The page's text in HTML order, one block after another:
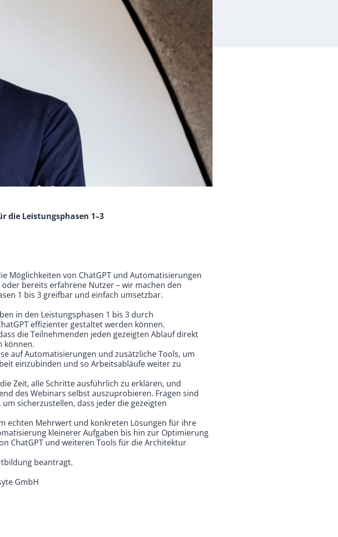
die Leistungsphasen 1–3
Möglichkeiten von ChatGPT und Automatisierungen
bereits erfahrene Nutzer – wir machen den
1 bis 3 greifbar und einfach umsetzbar.
in den Leistungsphasen 1 bis 3 durch
effizienter gestaltet werden können.
die Teilnehmenden jeden gezeigten Ablauf direkt
können.
auf Automatisierungen und zusätzliche Tools, um
einzubinden und so Arbeitsabläufe weiter zu
Zeit, alle Schritte ausführlich zu erklären, und
des Webinars selbst auszuprobieren. Fragen sind
sicherzustellen, dass jeder die gezeigten
echten Mehrwert und konkreten Lösungen für ihre
kleinerer Aufgaben bis hin zur Optimierung
ChatGPT und weiteren Tools für die Architektur
beantragt.
GmbH